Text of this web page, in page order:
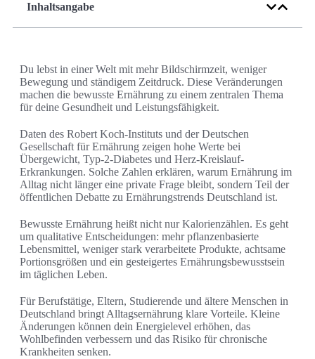
Inhaltsangabe
Du lebst in einer Welt mit mehr Bildschirmzeit, weniger
Bewegung und ständigem Zeitdruck. Diese Veränderungen
machen die bewusste Ernährung zu einem zentralen Thema
für deine Gesundheit und Leistungsfähigkeit.
Daten des Robert Koch-Instituts und der Deutschen
Gesellschaft für Ernährung zeigen hohe Werte bei
Übergewicht, Typ-2-Diabetes und Herz-Kreislauf-
Erkrankungen. Solche Zahlen erklären, warum Ernährung im
Alltag nicht länger eine private Frage bleibt, sondern Teil der
öffentlichen Debatte zu Ernährungstrends Deutschland ist.
Bewusste Ernährung heißt nicht nur Kalorienzählen. Es geht
um qualitative Entscheidungen: mehr pflanzenbasierte
Lebensmittel, weniger stark verarbeitete Produkte, achtsame
Portionsgrößen und ein gesteigertes Ernährungsbewusstsein
im täglichen Leben.
Für Berufstätige, Eltern, Studierende und ältere Menschen in
Deutschland bringt Alltagsernährung klare Vorteile. Kleine
Änderungen können dein Energielevel erhöhen, das
Wohlbefinden verbessern und das Risiko für chronische
Krankheiten senken.